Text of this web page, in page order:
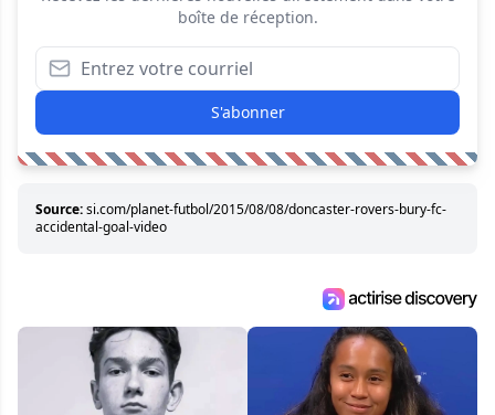
boîte de réception.
S'abonner
Source:si.com/planet-futbol/2015/08/08/doncaster-rovers-bury-fc-
accidental-goal-video